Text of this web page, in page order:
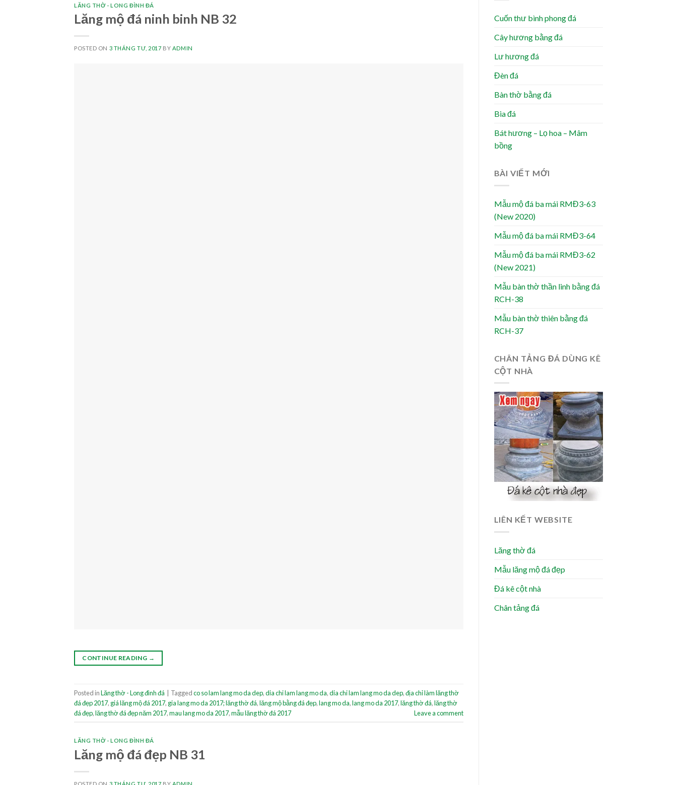
LĂNG THỜ - LONG ĐÌNH ĐÁ
Lăng mộ đá ninh binh NB 32
POSTED ON 3 THÁNG TƯ, 2017 BY ADMIN
CONTINUE READING →
Posted inLăng thờ - Long đình đá | Taggedco so lam lang mo da dep,dia chi lam lang mo da,dia chi lam lang mo da dep,địa chỉ làm lăng thờ
đá đẹp 2017, giá lăng mộ đá 2017, gia lang mo da 2017; lăng thờ đá,lăng mộ bằng đá đẹp,lang mo da,lang mo da 2017,lăng thờ đá,lăng thờ
đá đẹp,lăng thờ đá đẹp năm 2017,mau lang mo da 2017,mẫu lăng thờ đá 2017 Leave a comment
LĂNG THỜ - LONG ĐÌNH ĐÁ
Lăng mộ đá đẹp NB 31
POSTED ON 3 THÁNG TƯ, 2017 BY ADMIN
Cuốn thư bình phong đá
Cây hương bằng đá
Lư hương đá
Đèn đá
Bàn thờ bằng đá
Bia đá
Bát hương – Lọ hoa – Mâm
bồng
BÀI VIẾT MỚI
Mẫu mộ đá ba mái RMĐ3-63
(New 2020)
Mẫu mộ đá ba mái RMĐ3-64
Mẫu mộ đá ba mái RMĐ3-62
(New 2021)
Mẫu bàn thờ thần linh bằng đá
RCH-38
Mẫu bàn thờ thiên bằng đá
RCH-37
CHÂN TẢNG ĐÁ DÙNG KÊ
CỘT NHÀ
LIÊN KẾT WEBSITE
Lăng thờ đá
Mẫu lăng mộ đá đẹp
Đá kê cột nhà
Chân tảng đá